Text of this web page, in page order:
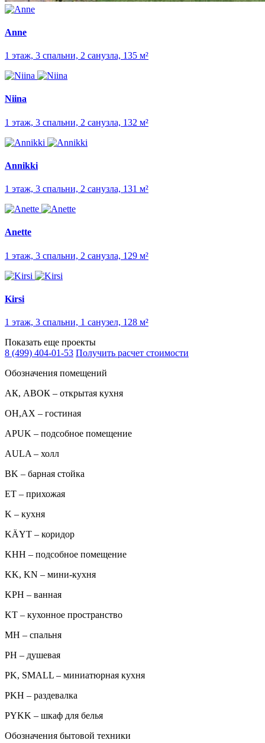
Anne
1 этаж, 3 спальни, 2 санузла, 135 м²
Niina
1 этаж, 3 спальни, 2 санузла, 132 м²
Annikki
1 этаж, 3 спальни, 2 санузла, 131 м²
Anette
1 этаж, 3 спальни, 2 санузла, 129 м²
Kirsi
1 этаж, 3 спальни, 1 санузел, 128 м²
Показать еще проекты
8 (499) 404-01-53 Получить расчет стоимости
Обозначения помещений
АК, АВОК – открытая кухня
ОН,AX – гостиная
APUK – подсобное помещение
AULA – холл
BK – барная стойка
ET – прихожая
K – кухня
KÄYT – коридор
KHH – подсобное помещение
KK, KN – мини-кухня
KPH – ванная
KT – кухонное пространство
MH – спальня
PH – душевая
PK, SMALL – миниатюрная кухня
PKH – раздевалка
PYKK – шкаф для белья
Обозначения бытовой техники